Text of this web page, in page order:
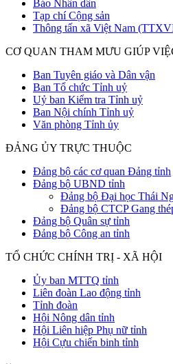
Báo Nhân dân
Tạp chí Cộng sản
Thông tấn xã Việt Nam
CƠ QUAN THAM MƯU GIÚP
Ban Tuyên giáo và Dân vận
Ban Tổ chức Tỉnh uỷ
Uỷ ban Kiểm tra Tỉnh uỷ
Ban Nội chính Tỉnh uỷ
Văn phòng Tỉnh ủy
ĐẢNG ỦY TRỰC THUỘC
Đảng bộ các cơ quan Đảng tỉnh
Đảng bộ UBND tỉnh
Đảng bộ Đại học Thái
Đảng bộ CTCP Gang
Đảng bộ Quân sự tỉnh
Đảng bộ Công an tỉnh
TỔ CHỨC CHÍNH TRỊ - XÃ HỘI
Ủy ban MTTQ tỉnh
Liên đoàn Lao động tỉnh
Tỉnh đoàn
Hội Nông dân tỉnh
Hội Liên hiệp Phụ nữ tỉnh
Hội Cựu chiến binh tỉnh